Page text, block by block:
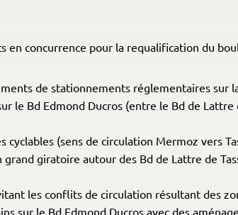
concurrence pour la requalification du
de stationnements réglementaires sur
le Bd Edmond Ducros (entre le Bd de Lattre
(sens de circulation Mermoz vers
giratoire autour des Bd de Lattre de
les conflits de circulation résultant des
sur le Bd Edmond Ducros avec des